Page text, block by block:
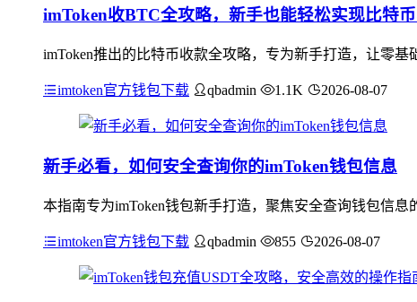
imToken收BTC全攻略，新手也能轻松实现比特
imToken推出的比特币收款全攻略，专为新手打造，让零
imtoken官方钱包下载 qbadmin 1.1K 2026-08-07
新手必看，如何安全查询你的imToken钱包信息
本指南专为imToken钱包新手打造，聚焦安全查询钱包信
imtoken官方钱包下载 qbadmin 855 2026-08-07